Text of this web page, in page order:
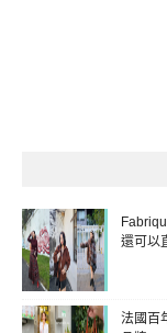
還可以
法國百